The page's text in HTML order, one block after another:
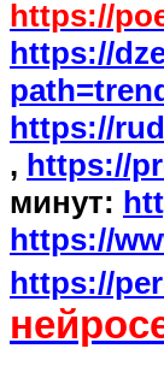
https://
https://
https://
, https://
минут:
https://
https://